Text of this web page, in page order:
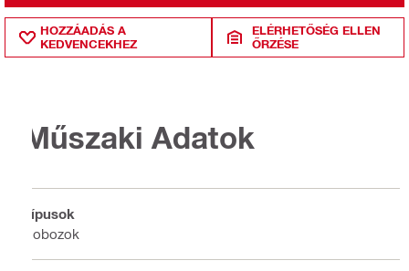
HOZZÁADÁS A
KEDVENCEKHEZ
ELÉRHETŐSÉG ELLEN
ŐRZÉSE
Műszaki Adatok
Típusok
Dobozok